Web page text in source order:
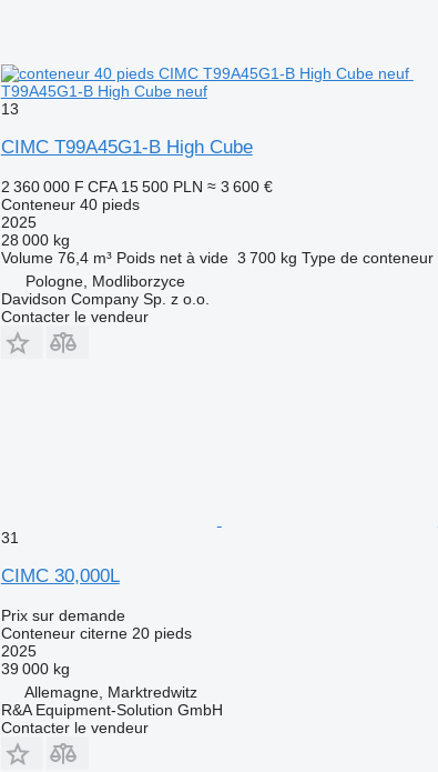
T99A45G1-B High Cube neuf
13
CIMC T99A45G1-B High Cube
2 360 000 F CFA 15 500 PLN ≈ 3 600 €
Conteneur 40 pieds
2025
28 000 kg
Volume 76,4 m³ Poids net à vide 3 700 kg Type de conteneur
Pologne, Modliborzyce
Davidson Company Sp. z o.o.
Contacter le vendeur
31
CIMC 30,000L
Prix sur demande
Conteneur citerne 20 pieds
2025
39 000 kg
Allemagne, Marktredwitz
R&A Equipment-Solution GmbH
Contacter le vendeur